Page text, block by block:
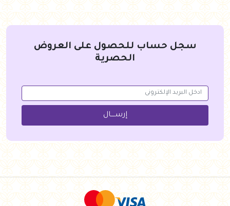
سجل حساب للحصول على العروض
الحصرية
إرســــال